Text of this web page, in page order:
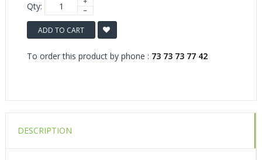
Qty:
ADD TO CART
To order this product by phone : 73 73 73 77 42
DESCRIPTION